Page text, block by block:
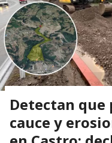
Detectan
cauce y